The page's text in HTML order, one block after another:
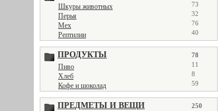
Шкуры животных 73
Перья 32
Мех 76
Рептилии 40
ПРОДУКТЫ 78
Пиво 11
Хлеб 8
Кофе и шоколад 59
ПРЕДМЕТЫ И ВЕЩИ 250